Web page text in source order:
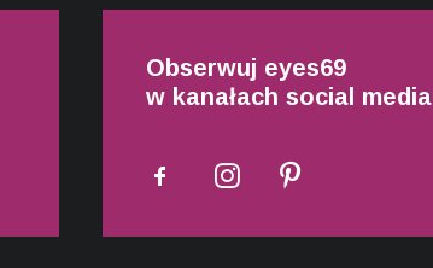
Obserwuj eyes69
w kanałach social media